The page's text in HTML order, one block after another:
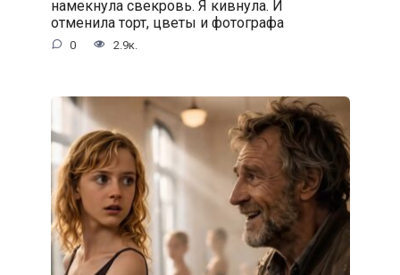
намекнула свекровь. Я кивнула. И
отменила торт, цветы и фотографа
0 2.9к.